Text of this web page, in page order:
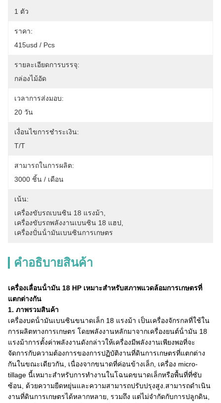
1 ตัว
ราคา:
415usd / Pcs
รายละเอียดการบรรจุ:
กล่องไม้อัด
เวลาการส่งมอบ:
20 วัน
เงื่อนไขการชำระเงิน:
T/T
สามารถในการผลิต:
3000 ชิ้น / เดือน
เน้น:
เครื่องขับรถเบนซิน 18 แรงม้า
เครื่องขับรถพลังงานเบนซิน 18 แฮป
เครื่องปั่นน้ํามันเบนซินการเกษตร
คําอธิบายสินค้า
เครื่องเลื่อนน้ํามัน 18 HP เหมาะสําหรับสภาพแวดล้อมการเกษตรที่
แตกต่างกัน
1. ภาพรวมสินค้า
เครื่องบดน้ํามันเบนซินขนาดเล็ก 18 แรงม้า เป็นเครื่องจักรกลที่ใช้ใน
การผลิตทางการเกษตร โดยพลังงานหลักมาจากเครื่องยนต์น้ํามัน 18
แรงม้าการตั้งค่าพลังงานดังกล่าวให้เครื่องมีพลังงานเพียงพอที่จะ
จัดการกับความต้องการของการปฏิบัติงานที่ดินการเกษตรที่แตกต่าง
กันในขณะเดียวกัน, เนื่องจากขนาดที่ค่อนข้างเล็ก, เครื่อง micro-
tillage นี้เหมาะสําหรับการทํางานในโฉนดขนาดเล็กหรือพื้นที่ที่ซับ
ซ้อน, ด้วยความยืดหยุ่นและความสามารถปรับปรุงสูง.สามารถดําเนิน
งานที่ดินการเกษตรได้หลากหลาย, รวมถึง แต่ไม่จํากัดกับการปลูกดิน,